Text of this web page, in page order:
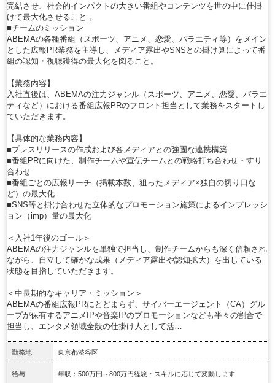
完結させ、社会的インパクトの大きい番組やコンテンツを世の中に仕掛
けて最大化させること 。
■チームのミッション
ABEMAの各種番組（スポーツ、アニメ、恋愛、バラエティ等）をメイン
とした広報PR業務を主導し、メディア露出やSNSとの掛け算によって番
組の認知・視聴獲得の最大化を図ること。
【業務内容】
入社直後は、ABEMAの注力ジャンル（スポーツ、アニメ、恋愛、バラエ
ティなど）における番組広報PRのフロント担当として業務をスタートし
ていただきます。
【具体的な業務内容】
■プレスリリースの作成および各メディアとの強固な連携構築
■番組PRに向けた、制作チームや宣伝チームとの戦略打ち合わせ・すり
合わせ
■番組ごとの広報リーチ（掲載本数、狙ったメディア×独自の切り口な
ど）の最大化
■SNS等と掛け合わせた立体的なプロモーション施策によるインプレッシ
ョン（imp）量の最大化
＜入社1年後のゴール＞
ABEMAの注力ジャンルを単独で担当し、制作チームからも深く信頼され
ながら、自立して確かな成果（メディア露出や認知拡大）を出している
状態を目指していただきます。
＜中長期的なキャリア・ミッション＞
ABEMAの番組広報PRにとどまらず、サイバーエージェント（CA）グル
ープが保有するアニメIPや音楽IPのプロモーションなども半々の割合で
担当し、エンタメ領域全般の仕掛け人として活…
勤務地 東京都渋谷区
給与 年収：500万円～800万円経験・スキルに応じて変動します